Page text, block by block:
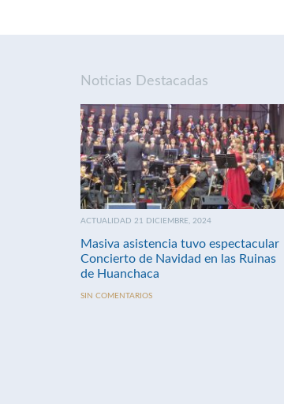
Noticias Destacadas
ACTUALIDAD 21 DICIEMBRE, 2024
Masiva asistencia tuvo espectacular
Concierto de Navidad en las Ruinas
de Huanchaca
SIN COMENTARIOS